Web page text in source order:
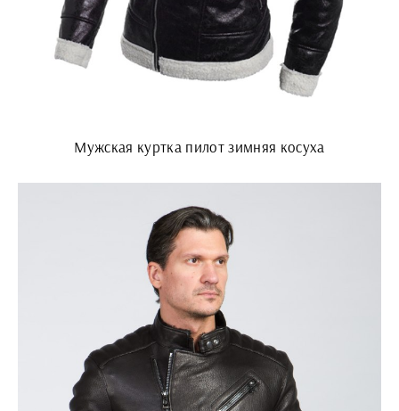
Мужская куртка пилот зимняя косуха